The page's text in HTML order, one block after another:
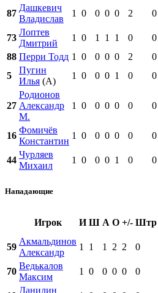
87
Дашкевич
Владислав
1 0 0 0 0 2 0
73
Лоптев
Дмитрий
1 0 1 1 1 0 0
88 Перри Тодд 1 0 0 0 0 2 0
5
Пугин
Илья (А)
1 0 0 0 1 0 0
27
Родионов
Александр
М.
1 0 0 0 0 0 0
16
Фомичёв
Константин
1 0 0 0 0 0 0
44
Чурляев
Михаил
1 0 0 0 1 0 0
Нападающие
Игрок И Ш А О +/- Штр
59
Акмальдинов
Александр
1 1 1 2 2 0
70
Ведькалов
Максим
1 0 0 0 0 0
Данилин